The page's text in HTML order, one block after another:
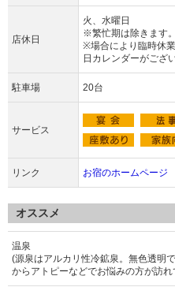
店休日
火、水曜日
※繁忙期は除きます。
※場合により臨時休
日カレンダーがござ
駐車場 20台
サービス
リンク お宿のホームページ
オススメ
温泉
(源泉はアルカリ性冷鉱泉。無色透明
からアトピーなどでお悩みの方が訪